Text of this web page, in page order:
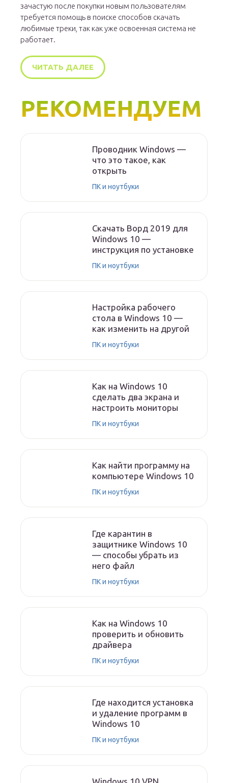
зачастую после покупки новым пользователям
требуется помощь в поиске способов скачать
любимые треки, так как уже освоенная система не
работает.
ЧИТАТЬ ДАЛЕЕ
РЕКОМЕНДУЕМ
Проводник Windows —
что это такое, как
открыть
ПК и ноутбуки
Скачать Ворд 2019 для
Windows 10 —
инструкция по установке
ПК и ноутбуки
Настройка рабочего
стола в Windows 10 —
как изменить на другой
ПК и ноутбуки
Как на Windows 10
сделать два экрана и
настроить мониторы
ПК и ноутбуки
Как найти программу на
компьютере Windows 10
ПК и ноутбуки
Где карантин в
защитнике Windows 10
— способы убрать из
него файл
ПК и ноутбуки
Как на Windows 10
проверить и обновить
драйвера
ПК и ноутбуки
Где находится установка
и удаление программ в
Windows 10
ПК и ноутбуки